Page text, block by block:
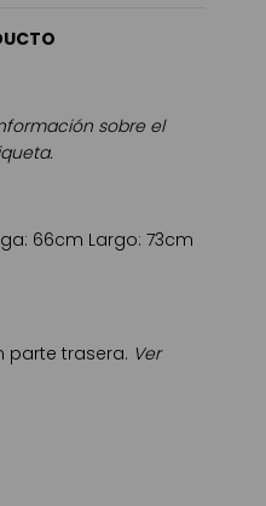
sobre el
66cm Largo: 73cm
parte trasera. Ver